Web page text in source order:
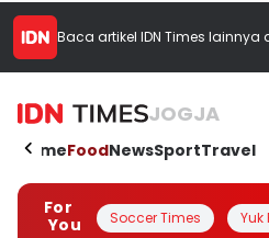
Baca artikel IDN Times lainnya
JOGJA
HomeFoodNewsSportTravel
For
You
Soccer Times Yuk